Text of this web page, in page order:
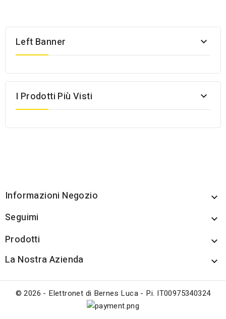
Left Banner 
I Prodotti Più Visti 
Informazioni Negozio 
Seguimi 
Prodotti 
La Nostra Azienda 
© 2026 - Elettronet di Bernes Luca - P.i. IT00975340324